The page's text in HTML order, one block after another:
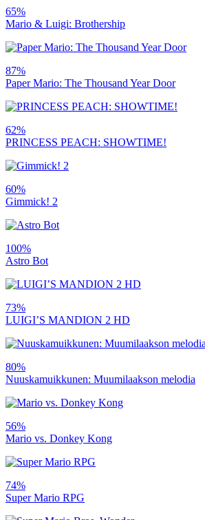
65%
Mario & Luigi: Brothership
87%
Paper Mario: The Thousand Year Door
62%
PRINCESS PEACH: SHOWTIME!
60%
Gimmick! 2
100%
Astro Bot
73%
LUIGI’S MANDION 2 HD
80%
Nuuskamuikkunen: Muumilaakson melodia
56%
Mario vs. Donkey Kong
74%
Super Mario RPG